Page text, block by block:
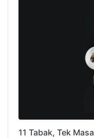
11 Tabak, Tek Masa